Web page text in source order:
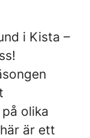
i Kista –
olika
är ett